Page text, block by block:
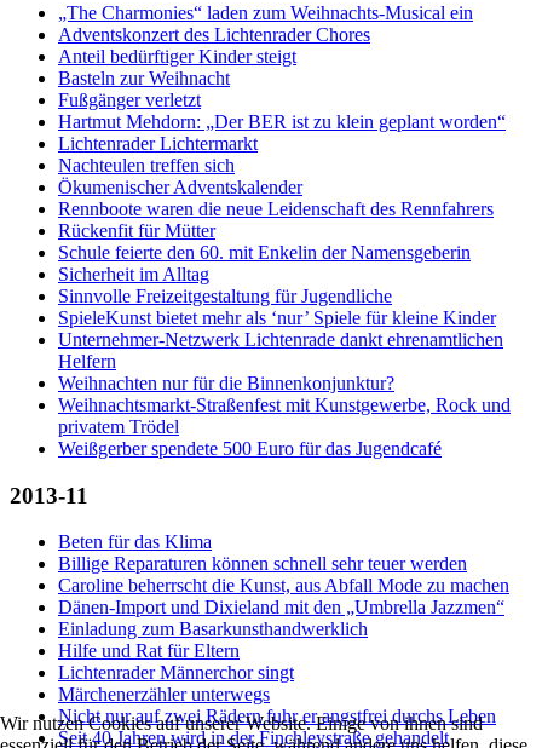
„The Charmonies“ laden zum Weihnachts-Musical ein
Adventskonzert des Lichtenrader Chores
Anteil bedürftiger Kinder steigt
Basteln zur Weihnacht
Fußgänger verletzt
Hartmut Mehdorn: „Der BER ist zu klein geplant worden“
Lichtenrader Lichtermarkt
Nachteulen treffen sich
Ökumenischer Adventskalender
Rennboote waren die neue Leidenschaft des Rennfahrers
Rückenfit für Mütter
Schule feierte den 60. mit Enkelin der Namensgeberin
Sicherheit im Alltag
Sinnvolle Freizeitgestaltung für Jugendliche
SpieleKunst bietet mehr als ‘nur’ Spiele für kleine Kinder
Unternehmer-Netzwerk Lichtenrade dankt ehrenamtlichen
Helfern
Weihnachten nur für die Binnenkonjunktur?
Weihnachtsmarkt-Straßenfest mit Kunstgewerbe, Rock und
privatem Trödel
Weißgerber spendete 500 Euro für das Jugendcafé
2013-11
Beten für das Klima
Billige Reparaturen können schnell sehr teuer werden
Caroline beherrscht die Kunst, aus Abfall Mode zu machen
Dänen-Import und Dixieland mit den „Umbrella Jazzmen“
Einladung zum Basarkunsthandwerklich
Hilfe und Rat für Eltern
Lichtenrader Männerchor singt
Märchenerzähler unterwegs
Nicht nur auf zwei Rädern fuhr er angstfrei durchs Leben
Seit 40 Jahren wird in der Finchleystraße gehandelt
Wir nutzen Cookies auf unserer Website. Einige von ihnen sind